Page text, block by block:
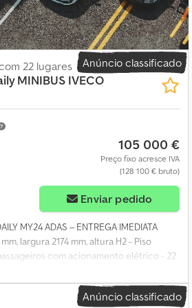
emissão de poluentes conforme norma
de cabeça - Luzes diurnas [02536] -
remoto [06536] - Peso bruto
de exportação – placa
e o equipamento baseiam-se na
haver divergências. O veículo está
Anúncio classificado
22 lugares
MINIBUS IVECO
105 000 €
Preço fixo acresce IVA
(128 100 € bruto)
Enviar pedido
MY24 ADAS – ENTREGA IMEDIATA
largura 2174 mm, altura H2 - Piso
com acionamento elétrico - 22
para jornais, mesa retrátil nas costas,
regulável - Revestimento dos
sob as janelas revestidos - Vidros
Anúncio classificado